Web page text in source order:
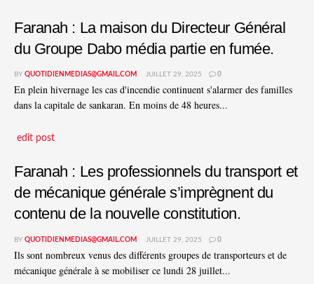
Faranah : La maison du Directeur Général
du Groupe Dabo média partie en fumée.
BY QUOTIDIENMEDIAS@GMAIL.COM JUILLET 29, 2025 0
En plein hivernage les cas d'incendie continuent s'alarmer des familles
dans la capitale de sankaran. En moins de 48 heures...
edit post
Faranah : Les professionnels du transport et
de mécanique générale s’imprègnent du
contenu de la nouvelle constitution.
BY QUOTIDIENMEDIAS@GMAIL.COM JUILLET 29, 2025 0
Ils sont nombreux venus des différents groupes de transporteurs et de
mécanique générale à se mobiliser ce lundi 28 juillet...